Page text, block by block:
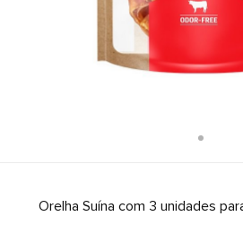
Orelha Suína com 3 unidades